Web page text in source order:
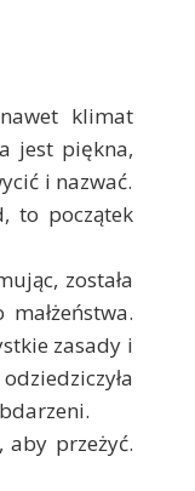
klimat
jest piękna,
i nazwać.
to początek
została
zasady i
aby przeżyć.